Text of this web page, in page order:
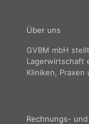
Über uns
GVBM mbH
Lagerwirtschaft
Kliniken, Praxen
Rechnungs-